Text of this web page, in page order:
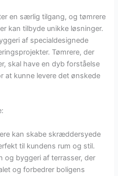
en særlig tilgang, og tømrere
kan tilbyde unikke løsninger.
af specialdesignede
Tømrere, der
skal have en dyb forståelse
at kunne levere det ønskede
kan skabe skræddersyede
til kundens rum og stil.
og byggeri af terrasser, der
og forbedrer boligens